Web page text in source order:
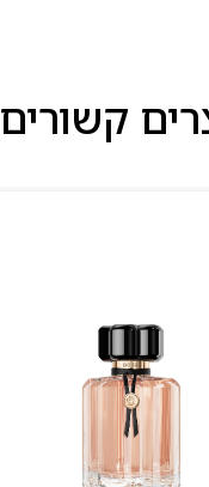
קשורים